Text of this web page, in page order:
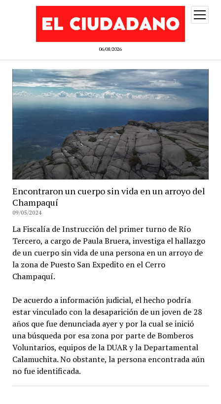
06/08/2026
abrir
menú
Encontraron un cuerpo sin vida en un arroyo del
Champaquí
09/05/2024
La Fiscalía de Instrucción del primer turno de Río
Tercero, a cargo de Paula Bruera, investiga el hallazgo
de un cuerpo sin vida de una persona en un arroyo de
la zona de Puesto San Expedito en el Cerro
Champaquí.
De acuerdo a información judicial, el hecho podría
estar vinculado con la desaparición de un joven de 28
años que fue denunciada ayer y por la cual se inició
una búsqueda por esa zona por parte de Bomberos
Voluntarios, equipos de la DUAR y la Departamental
Calamuchita. No obstante, la persona encontrada aún
no fue identificada.